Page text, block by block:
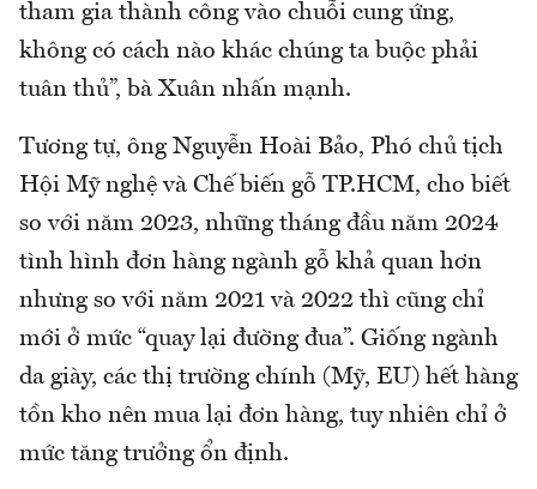
tham gia thành công vào chuỗi cung ứng,
không có cách nào khác chúng ta buộc phải
tuân thủ”, bà Xuân nhấn mạnh.
Tương tự, ông Nguyễn Hoài Bảo, Phó chủ tịch
Hội Mỹ nghệ và Chế biến gỗ TP.HCM, cho biết
so với năm 2023, những tháng đầu năm 2024
tình hình đơn hàng ngành gỗ khả quan hơn
nhưng so với năm 2021 và 2022 thì cũng chỉ
mới ở mức “quay lại đường đua”. Giống ngành
da giày, các thị trường chính (Mỹ, EU) hết hàng
tồn kho nên mua lại đơn hàng, tuy nhiên chỉ ở
mức tăng trưởng ổn định.